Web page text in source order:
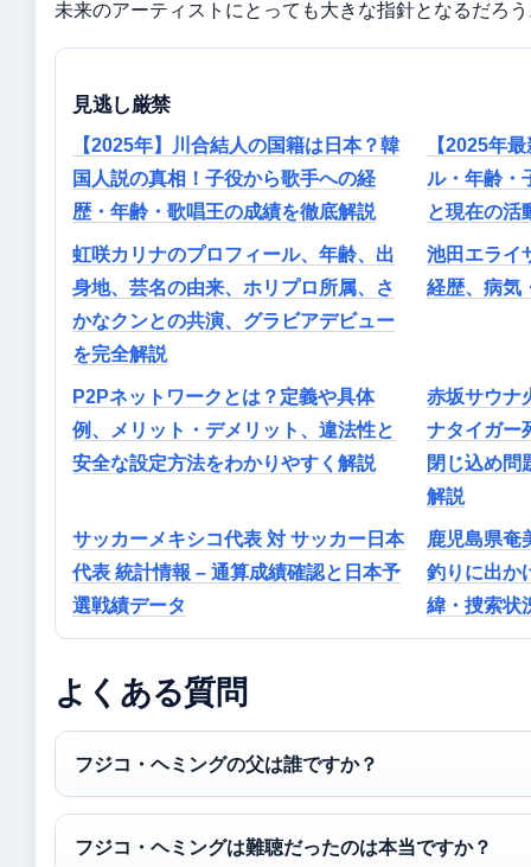
未来のアーティストにとっても大きな指針となるだろ
見逃し厳禁
【2025年】川合結人の国籍は日本？韓
国人説の真相！子役から歌手への経
歴・年齢・歌唱王の成績を徹底解説
【2025年
ル・年齢・
と現在の活
虹咲カリナのプロフィール、年齢、出
身地、芸名の由来、ホリプロ所属、さ
かなクンとの共演、グラビアデビュー
を完全解説
池田エライ
経歴、病気
P2Pネットワークとは？定義や具体
例、メリット・デメリット、違法性と
安全な設定方法をわかりやすく解説
赤坂サウナ
ナタイガー
閉じ込め問
解説
サッカーメキシコ代表 対 サッカー日本
代表 統計情報 – 通算成績確認と日本予
選戦績データ
鹿児島県奄
釣りに出か
緯・捜索状
よくある質問
フジコ・ヘミングの父は誰ですか？
フジコ・ヘミングは難聴だったのは本当ですか？